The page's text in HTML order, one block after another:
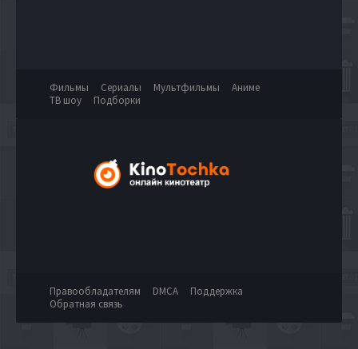
Фильмы Сериалы Мультфильмы
Аниме
ТВ шоу
Подборки
Правообладателям DMCA
Поддержка
Обратная связь